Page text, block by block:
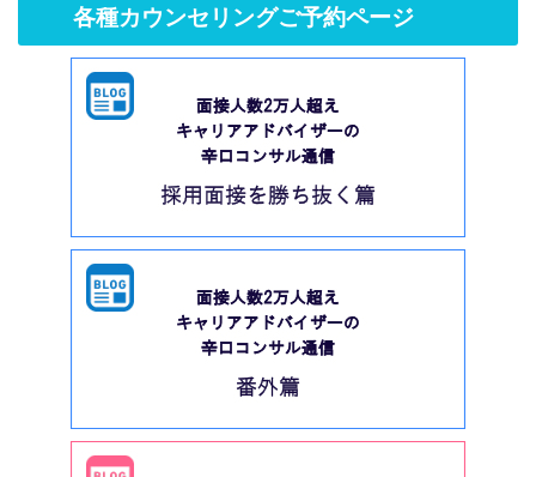
各種カウンセリングご予約ページ